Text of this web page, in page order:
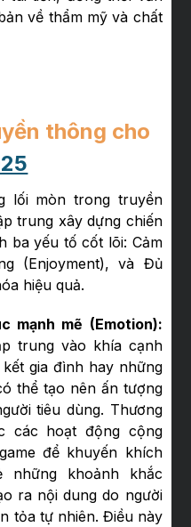
về thẩm mỹ và chất
thông cho
lối mòn trong truyền
trung xây dựng chiến
ba yếu tố cốt lõi: Cảm
(Enjoyment), và Đủ
hiệu quả.
mạnh mẽ (Emotion):
trung vào khía cạnh
gia đình hay những
thể tạo nên ấn tượng
tiêu dùng. Thương
các hoạt động cộng
để khuyến khích
những khoảnh khắc
ra nội dung do người
tỏa tự nhiên. Điều này